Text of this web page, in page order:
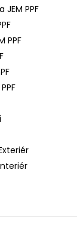
PPF
PPF